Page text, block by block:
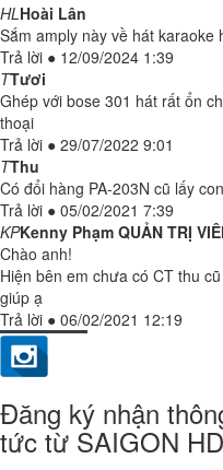
HLHoài Lân
Sắm amply này về hát
Trả lời ● 12/09/2024 1:39
TTươi
Ghép với bose 301 hát rất ổn
thoại
Trả lời ● 29/07/2022 9:01
TThu
Có đổi hàng PA-203N cũ lấy
Trả lời ● 05/02/2021 7:39
KPKenny Phạm QUẢN TRỊ
Chào anh!
Hiện bên em chưa có CT thu
giúp ạ
Trả lời ● 06/02/2021 12:19
Đăng ký nhận
tức từ SAIGON HD